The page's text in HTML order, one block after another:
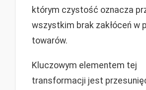
którym czystość oznacza
wszystkim brak zakłóceń w
towarów.
Kluczowym elementem tej
transformacji jest